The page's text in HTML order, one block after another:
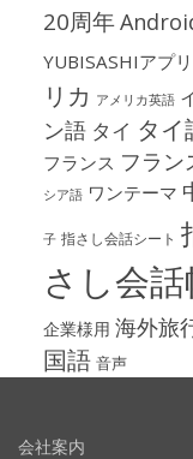
20周年
YUBISASHIアプリ
リカ アメリカ英語
ン語 タイ タイ
フランス フラン
シア語 ワンテーマ
子 指さし会話シート
さし会
企業様用 海外旅
国語 音声
会社案内